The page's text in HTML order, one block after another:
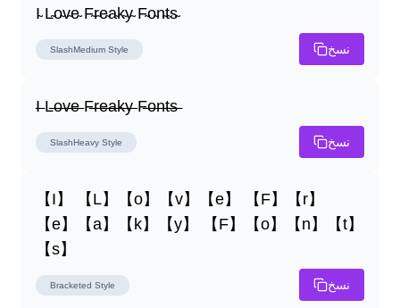
I̴ L̴o̴v̴e̴ F̴r̴e̴a̴k̴y̴ F̴o̴n̴t̴s̴
SlashMedium Style نسخ
I̶ L̶o̶v̶e̶ F̶r̶e̶a̶k̶y̶ F̶o̶n̶t̶s̶
SlashHeavy Style نسخ
【I】 【L】【o】【v】【e】 【F】【r】
【e】【a】【k】【y】 【F】【o】【n】【t】
【s】
Bracketed Style نسخ